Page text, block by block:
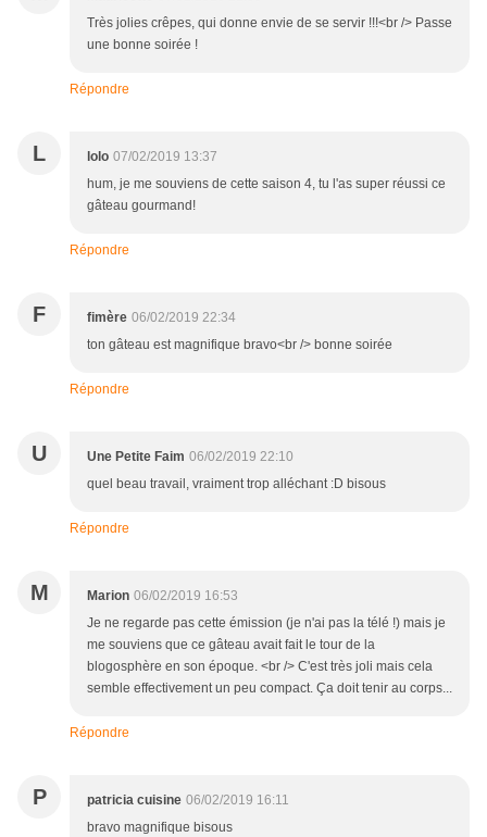
Très jolies crêpes, qui donne envie de se servir !!!<br /> Passe
une bonne soirée !
Répondre
L lolo 07/02/2019 13:37
hum, je me souviens de cette saison 4, tu l'as super réussi ce
gâteau gourmand!
Répondre
F fimère 06/02/2019 22:34
ton gâteau est magnifique bravo<br /> bonne soirée
Répondre
U Une Petite Faim 06/02/2019 22:10
quel beau travail, vraiment trop alléchant :D bisous
Répondre
M Marion 06/02/2019 16:53
Je ne regarde pas cette émission (je n'ai pas la télé !) mais je
me souviens que ce gâteau avait fait le tour de la
blogosphère en son époque. <br /> C'est très joli mais cela
semble effectivement un peu compact. Ça doit tenir au corps...
Répondre
P patricia cuisine 06/02/2019 16:11
bravo magnifique bisous